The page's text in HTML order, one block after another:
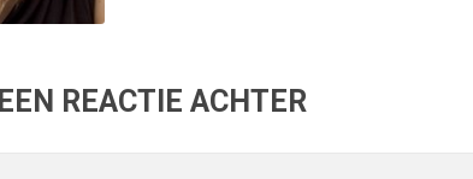
REACTIE ACHTER